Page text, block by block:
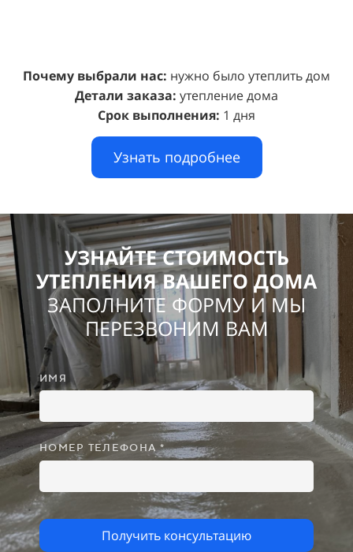
Почему выбрали нас: нужно было утеплить дом
Детали заказа: утепление дома
Срок выполнения: 1 дня
Узнать подробнее
УЗНАЙТЕ СТОИМОСТЬ
УТЕПЛЕНИЯ ВАШЕГО ДОМА
ЗАПОЛНИТЕ ФОРМУ И МЫ
ПЕРЕЗВОНИМ ВАМ
ИМЯ
НОМЕР ТЕЛЕФОНА *
Получить консультацию